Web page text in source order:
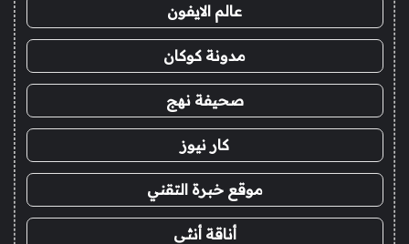
عالم الايفون
مدونة كوكان
صحيفة نهج
كار نيوز
موقع خبرة التقني
أناقة أنثى